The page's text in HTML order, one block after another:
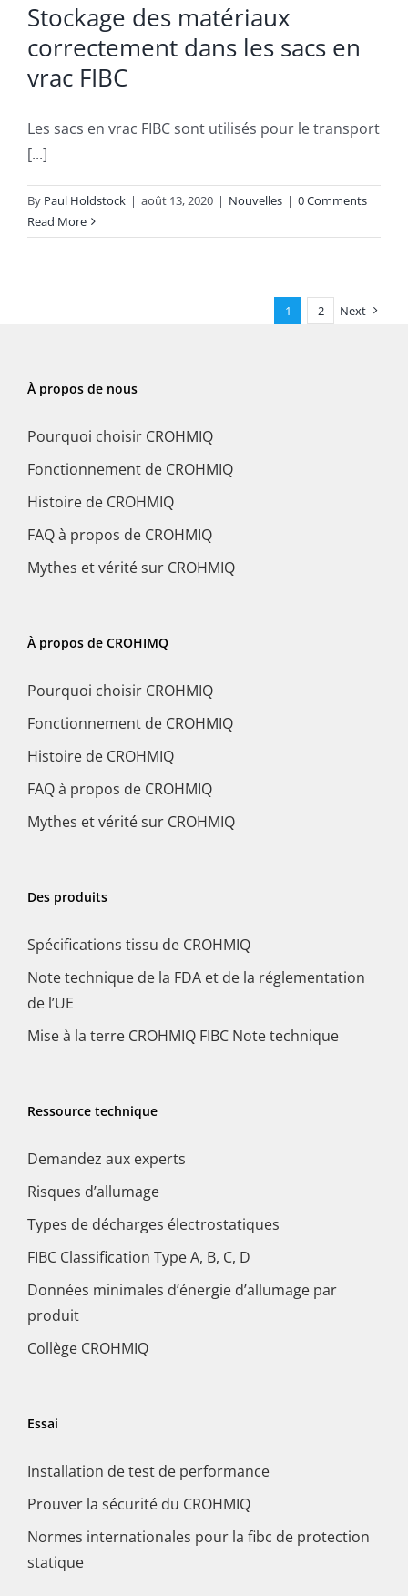
Stockage des matériaux
correctement dans les sacs en
vrac FIBC
Les sacs en vrac FIBC sont utilisés pour le transport
[...]
By Paul Holdstock | août 13, 2020 | Nouvelles | 0 Comments
Read More
1 2 Next
À propos de nous
Pourquoi choisir CROHMIQ
Fonctionnement de CROHMIQ
Histoire de CROHMIQ
FAQ à propos de CROHMIQ
Mythes et vérité sur CROHMIQ
À propos de CROHIMQ
Pourquoi choisir CROHMIQ
Fonctionnement de CROHMIQ
Histoire de CROHMIQ
FAQ à propos de CROHMIQ
Mythes et vérité sur CROHMIQ
Des produits
Spécifications tissu de CROHMIQ
Note technique de la FDA et de la réglementation
de l’UE
Mise à la terre CROHMIQ FIBC Note technique
Ressource technique
Demandez aux experts
Risques d’allumage
Types de décharges électrostatiques
FIBC Classification Type A, B, C, D
Données minimales d’énergie d’allumage par
produit
Collège CROHMIQ
Essai
Installation de test de performance
Prouver la sécurité du CROHMIQ
Normes internationales pour la fibc de protection
statique